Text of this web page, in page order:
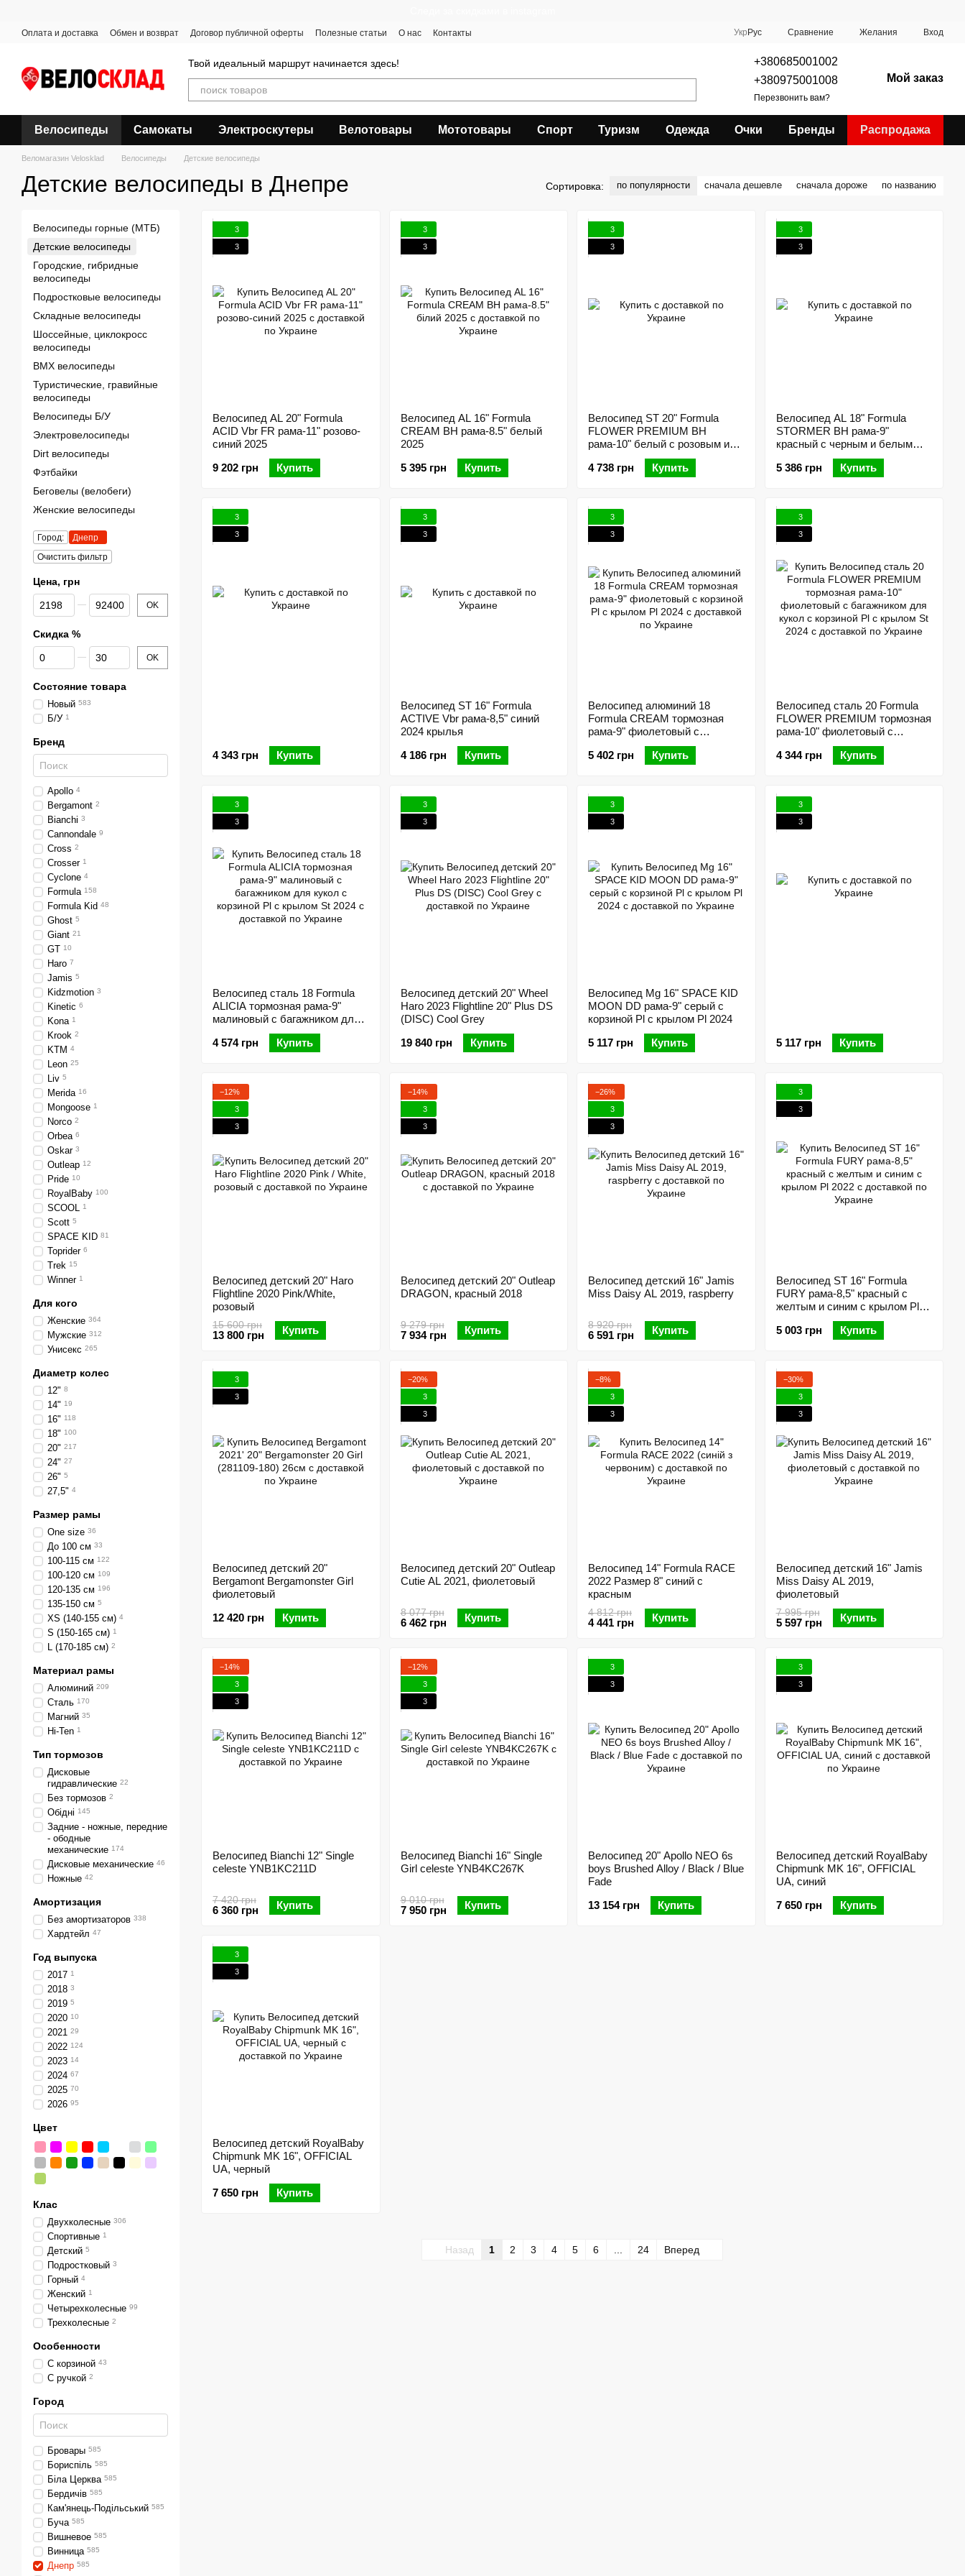
Оплата и доставка Обмен и возврат Договор публичной оферты Полезные статьи О нас Контакты Укр Рус Сравнение Желания Вход
Твой идеальный маршрут начинается здесь!
+380685001002
+380975001008
Перезвонить вам?
Мой заказ
Велосипеды Самокаты Электроскутеры Велотовары Мототовары Спорт Туризм Одежда Очки Бренды Распродажа
Веломагазин Velosklad Велосипеды Детские велосипеды
Детские велосипеды в Днепре Сортировка: по популярности сначала дешевле сначала дороже по названию
3
3
Велосипед AL 20" Formula
ACID Vbr FR рама-11" розово-
синий 2025
9 202 грн
Купить
3
3
Велосипед AL 16" Formula
CREAM BH рама-8.5" белый
2025
5 395 грн
Купить
3
3
Велосипед ST 20" Formula
FLOWER PREMIUM BH
рама-10" белый с розовым и
бирюзовым 2025
4 738 грн
Купить
3
3
Велосипед AL 18" Formula
STORMER BH рама-9"
красный с черным и белым
5 386 грн
Купить
3
3
4 343 грн Купить
3
3
Велосипед ST 16" Formula
ACTIVE Vbr рама-8,5" синий
2024 крылья
4 186 грн
Купить
3
3
Велосипед алюминий 18
Formula CREAM тормозная
рама-9" фиолетовый с
корзиной Pl с крылом Pl 2024
5 402 грн
Купить
3
3
Велосипед сталь 20 Formula
FLOWER PREMIUM тормозная
рама-10" фиолетовый с
багажником для кукол с
корзиной Pl с крылом St 2024
4 344 грн Купить
3
3
Велосипед сталь 18 Formula
ALICIA тормозная рама-9"
малиновый с багажником для
кукол с корзиной Pl с крылом
St 2024
4 574 грн Купить
3
3
Велосипед детский 20" Wheel
Haro 2023 Flightline 20" Plus DS
(DISC) Cool Grey
19 840 грн
Купить
3
3
Велосипед Mg 16" SPACE KID
MOON DD рама-9" серый с
корзиной Pl с крылом Pl 2024
5 117 грн
Купить
3
3
5 117 грн Купить
−12%
3
3
Велосипед детский 20" Haro
Flightline 2020 Pink/White,
розовый
15 600 грн
13 800 грн Купить
−14%
3
3
Велосипед детский 20" Outleap
DRAGON, красный 2018
9 279 грн
7 934 грн Купить
−26%
3
3
Велосипед детский 16" Jamis
Miss Daisy AL 2019, raspberry
8 920 грн
6 591 грн Купить
3
3
Велосипед ST 16" Formula
FURY рама-8,5" красный с
желтым и синим с крылом Pl
5 003 грн
Купить
3
3
Велосипед детский 20"
Bergamont Bergamonster Girl
фиолетовый
12 420 грн
Купить
−20%
3
3
Велосипед детский 20" Outleap
Cutie AL 2021, фиолетовый
8 077 грн
6 462 грн Купить
−8%
3
3
Велосипед 14" Formula RACE
2022 Размер 8" синий с
красным
4 812 грн
4 441 грн Купить
−30%
3
3
Велосипед детский 16" Jamis
Miss Daisy AL 2019,
фиолетовый
7 995 грн
5 597 грн Купить
−14%
3
3
Велосипед Bianchi 12" Single
celeste YNB1KC211D
7 420 грн
6 360 грн Купить
−12%
3
3
Велосипед Bianchi 16" Single
Girl celeste YNB4KC267K
9 010 грн
7 950 грн Купить
3
3
Велосипед 20" Apollo NEO 6s
boys Brushed Alloy / Black / Blue
Fade
13 154 грн
Купить
3
3
Велосипед детский RoyalBaby
Chipmunk MK 16", OFFICIAL
UA, синий
7 650 грн
Купить
3
3
Велосипед детский RoyalBaby
Chipmunk MK 16", OFFICIAL
UA, черный
7 650 грн
Купить
Назад 1 2 3 4 5 6 24 Вперед
Велосипеды горные (МТБ)
Детские велосипеды
Городские, гибридные
велосипеды
Подростковые велосипеды
Складные велосипеды
Шоссейные, циклокросс
велосипеды
BMX велосипеды
Туристические, гравийные
велосипеды
Велосипеды Б/У
Электровелосипеды
Dirt велосипеды
Фэтбайки
Беговелы (велобеги)
Женские велосипеды
Город:
Днепр
Очистить фильтр
Цена, грн
От Цена, грн
До Цена, грн OK
Скидка %
От Скидка %
До Скидка % OK
Состояние товара
Новый 583
Б/У 1
Бренд
Apollo 4
Bergamont 2
Bianchi 3
Cannondale 9
Cross 2
Crosser 1
Cyclone 4
Formula 158
Formula Kid 48
Ghost 5
Giant 21
GT 10
Haro 7
Jamis 5
Kidzmotion 3
Kinetic 6
Kona 1
Krook 2
KTM 4
Leon 25
Liv 5
Merida 16
Mongoose 1
Norco 2
Orbea 6
Oskar 3
Outleap 12
Pride 10
RoyalBaby 100
SCOOL 1
Scott 5
SPACE KID 81
Toprider 6
Trek 15
Winner 1
Для кого
Женские 364
Мужские 312
Унисекс 265
Диаметр колес
12" 8
14" 19
16" 118
18" 100
20" 217
24" 27
26" 5
27,5" 4
Размер рамы
One size 36
До 100 см 33
100-115 см 122
100-120 см 109
120-135 см 196
135-150 см 5
XS (140-155 см) 4
S (150-165 см) 1
L (170-185 см) 2
Материал рамы
Алюминий 209
Сталь 170
Магний 35
Hi-Ten 1
Тип тормозов
Дисковые
гидравлические 22
Без тормозов 2
Обідні 145
Задние - ножные, передние
- ободные
механические 174
Дисковые механические 46
Ножные 42
Амортизация
Без амортизаторов 338
Хардтейл 47
Год выпуска
2017 1
2018 3
2019 5
2020 10
2021 29
2022 124
2023 14
2024 67
2025 70
2026 95
Цвет
Клас
Двухколесные 306
Спортивные 1
Детский 5
Подростковый 3
Горный 4
Женский 1
Четырехколесные 99
Трехколесные 2
Особенности
С корзиной 43
С ручкой 2
Город
Бровары 585
Бориспіль 585
Біла Церква 585
Бердичів 585
Кам'янець-Подільський 585
Буча 585
Вишневое 585
Винница 585
Днепр 585